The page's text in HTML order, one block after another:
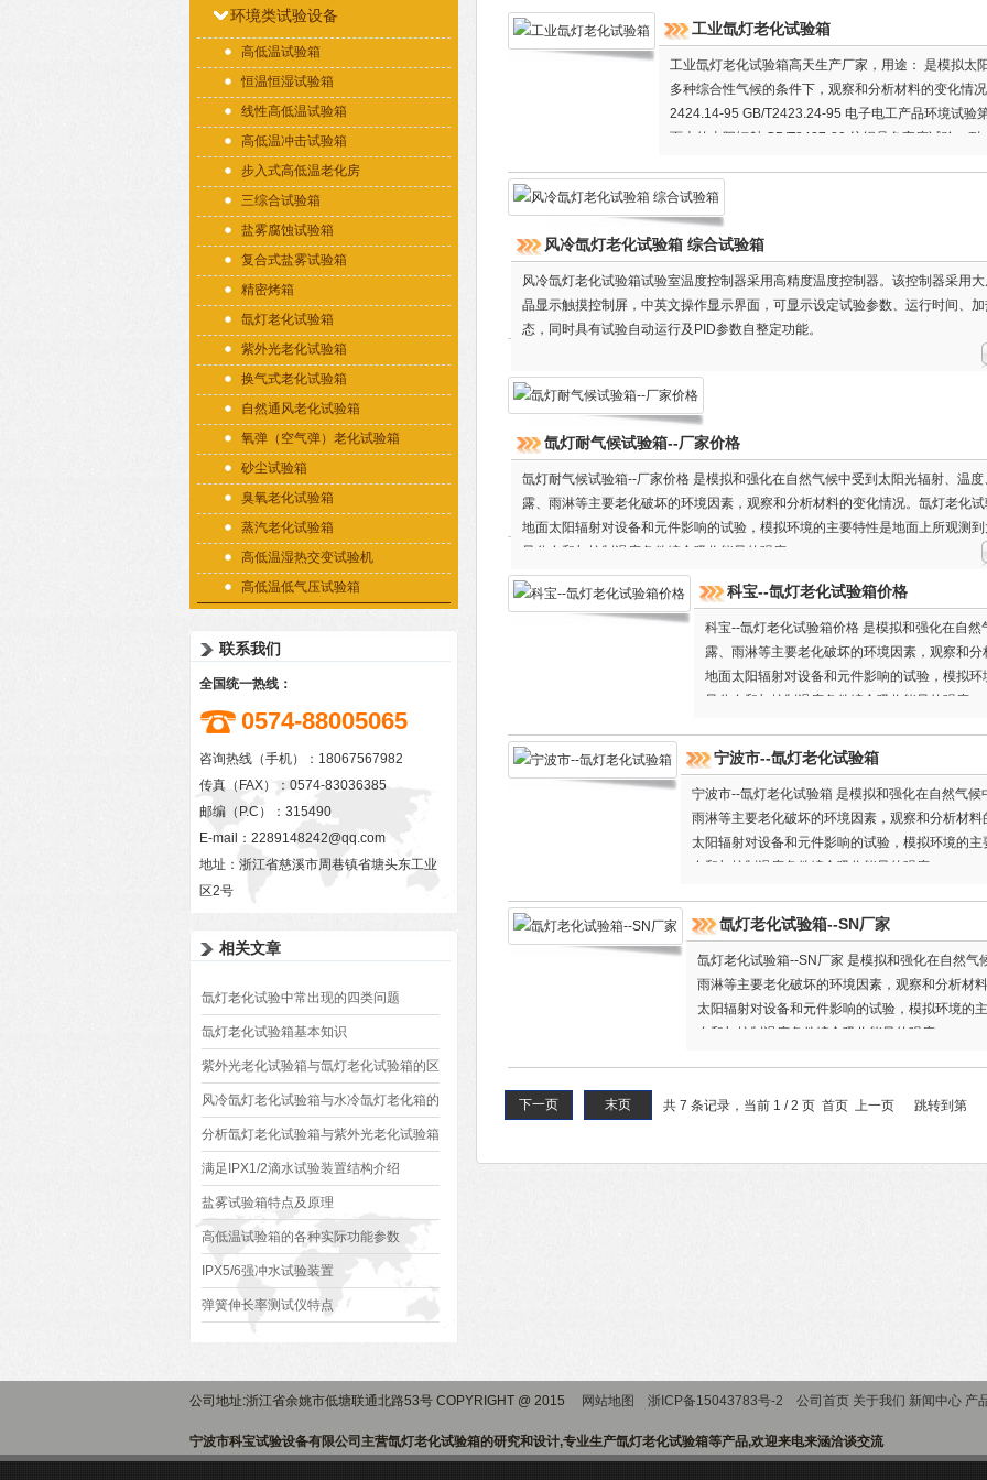
环境类试验设备
高低温试验箱
恒温恒湿试验箱
线性高低温试验箱
高低温冲击试验箱
步入式高低温老化房
三综合试验箱
盐雾腐蚀试验箱
复合式盐雾试验箱
精密烤箱
氙灯老化试验箱
紫外光老化试验箱
换气式老化试验箱
自然通风老化试验箱
氧弹（空气弹）老化试验箱
砂尘试验箱
臭氧老化试验箱
蒸汽老化试验箱
高低温湿热交变试验机
高低温低气压试验箱
联系我们
全国统一热线：
0574-88005065
咨询热线（手机）：18067567982
传真（FAX）：0574-83036385
邮编（P.C）：315490
E-mail： 2289148242@qq.com
地址：浙江省慈溪市周巷镇省塘头东工业
区2号
相关文章
氙灯老化试验中常出现的四类问题
氙灯老化试验箱基本知识
紫外光老化试验箱与氙灯老化试验箱的区
别与联系？
风冷氙灯老化试验箱与水冷氙灯老化箱的
区别与选择
分析氙灯老化试验箱与紫外光老化试验箱
的区别
满足IPX1/2滴水试验装置结构介绍
盐雾试验箱特点及原理
高低温试验箱的各种实际功能参数
IPX5/6强冲水试验装置
弹簧伸长率测试仪特点
工业氙灯老化试验箱
工业氙灯老化试验箱高天生产厂家，用途： 是模拟太
多种综合性气候的条件下，观察和分析材料的变化情
2424.14-95 GB/T2423.24-95 电子电工产品环境试验
面上的太阳辐射 GB/T8427-89 纺织品色牢度试验，
风冷氙灯老化试验箱 综合试验箱
风冷氙灯老化试验箱试验室温度控制器采用高精度温度控制器。该控制器采用
晶显示触摸控制屏，中英文操作显示界面，可显示设定试验参数、运行时间、
态，同时具有试验自动运行及PID参数自整定功能。
氙灯耐气候试验箱--厂家价格
氙灯耐气候试验箱--厂家价格 是模拟和强化在自然气候中受到太阳光辐射、温度
露、雨淋等主要老化破坏的环境因素，观察和分析材料的变化情况。氙灯老化
地面太阳辐射对设备和元件影响的试验，模拟环境的主要特性是地面上所观测
量分布和与控制温度条件综合吸收能量的强度。
科宝--氙灯老化试验箱价格
科宝--氙灯老化试验箱价格 是模拟和强化在自
露、雨淋等主要老化破坏的环境因素，观察和
地面太阳辐射对设备和元件影响的试验，模拟
量分布和与控制温度条件综合吸收能量的强度。
宁波市--氙灯老化试验箱
宁波市--氙灯老化试验箱 是模拟和强化在自然气候
雨淋等主要老化破坏的环境因素，观察和分析材
太阳辐射对设备和元件影响的试验，模拟环境的
布和与控制温度条件综合吸收能量的强度。
氙灯老化试验箱--SN厂家
氙灯老化试验箱--SN厂家 是模拟和强化在自然气
雨淋等主要老化破坏的环境因素，观察和分析材
太阳辐射对设备和元件影响的试验，模拟环境的
布和与控制温度条件综合吸收能量的强度。
共 7 条记录，当前 1 / 2 页 首页 上一页
下一页 末页 跳转到第
公司地址:浙江省余姚市低塘联通北路53号 COPYRIGHT @ 2015 网站地图 浙ICP备15043783号-2 公司首页 关于我们 新闻中心 产
宁波市科宝试验设备有限公司主营氙灯老化试验箱的研究和设计,专业生产氙灯老化试验箱等产品,欢迎来电来涵洽谈交流